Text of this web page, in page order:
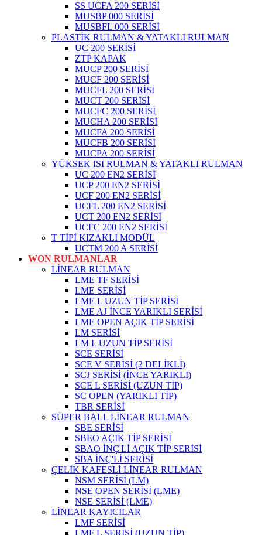
SS UCFA 200 SERİSİ
MUSBP 000 SERİSİ
MUSBFL 000 SERİSİ
PLASTİK RULMAN & YATAKLI RULMAN
UC 200 SERİSİ
ZTP KAPAK
MUCP 200 SERİSİ
MUCF 200 SERİSİ
MUCFL 200 SERİSİ
MUCT 200 SERİSİ
MUCFC 200 SERİSİ
MUCHA 200 SERİSİ
MUCFA 200 SERİSİ
MUCFB 200 SERİSİ
MUCPA 200 SERİSİ
YÜKSEK ISI RULMAN & YATAKLI RULMAN
UC 200 EN2 SERİSİ
UCP 200 EN2 SERİSİ
UCF 200 EN2 SERİSİ
UCFL 200 EN2 SERİSİ
UCT 200 EN2 SERİSİ
UCFC 200 EN2 SERİSİ
T TİPİ KIZAKLI MODÜL
UCTM 200 A SERİSİ
WON RULMANLAR
LİNEAR RULMAN
LME TF SERİSİ
LME SERİSİ
LME L UZUN TİP SERİSİ
LME AJ İNCE YARIKLI SERİSİ
LME OPEN AÇIK TİP SERİSİ
LM SERİSİ
LM L UZUN TİP SERİSİ
SCE SERİSİ
SCE V SERİSİ (2 DELİKLİ)
SCJ SERİSİ (İNCE YARIKLI)
SCE L SERİSİ (UZUN TİP)
SC OPEN (YARIKLI TİP)
TBR SERİSİ
SÜPER BALL LİNEAR RULMAN
SBE SERİSİ
SBEO AÇIK TİP SERİSİ
SBAO İNÇ'Lİ AÇIK TİP SERİSİ
SBA İNÇ'Lİ SERİSİ
ÇELİK KAFESLİ LİNEAR RULMAN
NSM SERİSİ (LM)
NSE OPEN SERİSİ (LME)
NSE SERİSİ (LME)
LİNEAR KAYICILAR
LMF SERİSİ
LMF L SERİSİ (UZUN TİP)